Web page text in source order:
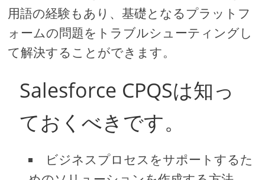
用語の経験もあり、基礎となるプラットフ
ォームの問題をトラブルシューティングし
て解決することができます。
Salesforce CPQSは知っ
ておくべきです。
ビジネスプロセスをサポートするた